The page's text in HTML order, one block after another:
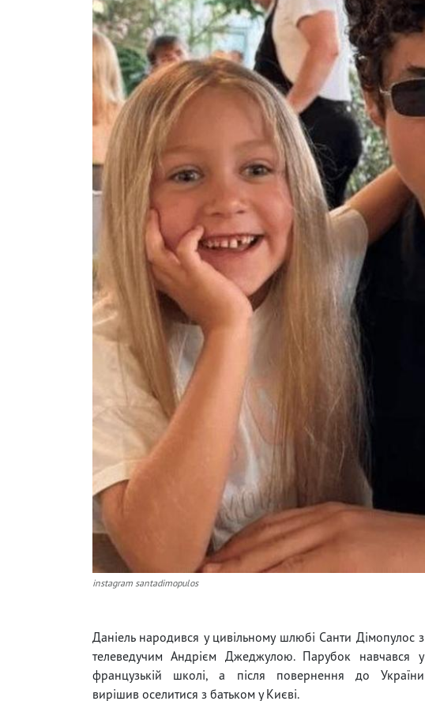
instagram santadimopulos
Даніель народився у цивільному шлюбі Санти Дімопулос з
телеведучим Андрієм Джеджулою. Парубок навчався у
французькій школі, а після повернення до України
вирішив оселитися з батьком у Києві.